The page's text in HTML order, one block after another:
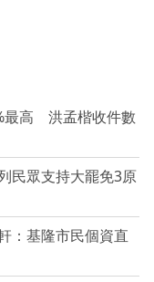
最高 洪孟楷收件數
民眾支持大罷免3原
：基隆市民個資直